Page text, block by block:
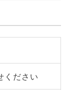
ください